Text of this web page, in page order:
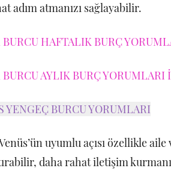
adım atmanızı sağlayabilir.
HAFTALIK BURÇ
AYLIK BURÇ
YENGEÇ BURCU YORUMLARI
uyumlu açısı özellikle
daha rahat iletişim